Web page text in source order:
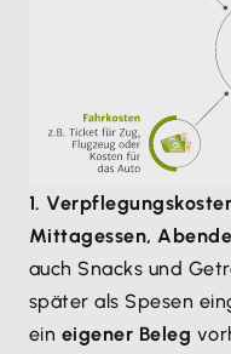
1.
Mittagessen,
auch Snacks und
später als Spesen
ein eigener Beleg